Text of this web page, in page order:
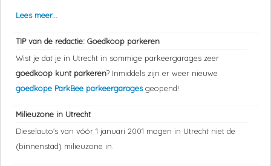
Lees meer...
TIP van de redactie: Goedkoop parkeren
Wist je dat je in Utrecht in sommige parkeergarages zeer
goedkoop kunt parkeren? Inmiddels zijn er weer nieuwe
goedkope ParkBee parkeergaragesgeopend!
Milieuzone in Utrecht
Dieselauto's van vóór 1 januari 2001 mogen in Utrecht niet de
(binnenstad) milieuzone in.